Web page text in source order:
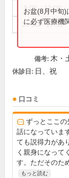
9:00～12:00
14:00～17:30
お盆(8月中旬)
に必ず医療機
備考: 木・
休診日: 日、祝
口コミ
ずっとここの
話になっていま
ても説得力があ
く親身になって
す。ただそのた
もっと読む